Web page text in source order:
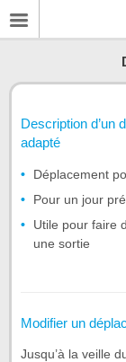
Description d’un
adapté
Déplacement
Pour un jour
Utile pour faire
une sortie
Modifier un
Jusqu’à la veille